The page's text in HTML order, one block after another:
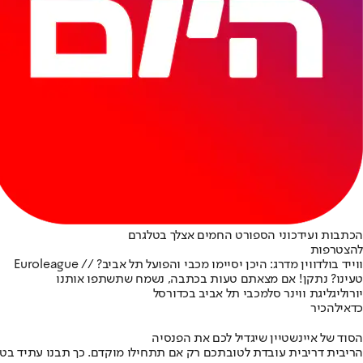
הכתבות ועידכוני הספורט החמים אצלך בטלגרם
להצטרפות
ווייד בולדווין מדרג: היכן יסיימו מכבי והפועל תל אביב? // Euroleague
טעינו? נתקן! אם מצאתם טעות בכתבה, נשמח שתשתפו אותנו
יורוליגליגת ווינר סלמכבי תל אביב בכדורסל
כדאילהכיר
הסוד של איינשטיין שיגדיל לכם את הפנסיה
הריבית דריבית עובדת לטובתכם רק אם תתחילו מוקדם. כך תבנו עתיד